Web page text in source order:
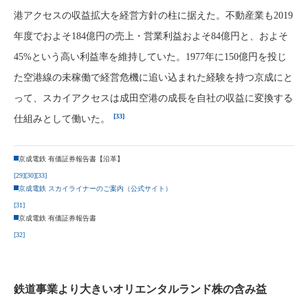
港アクセスの収益拡大を経営方針の柱に据えた。不動産業も2019
年度でおよそ184億円の売上・営業利益およそ84億円と、およそ
45%という高い利益率を維持していた。1977年に150億円を投じ
た空港線の未稼働で経営危機に追い込まれた経験を持つ京成にと
って、スカイアクセスは成田空港の成長を自社の収益に変換する
仕組みとして働いた。
[33]
京成電鉄 有価証券報告書【沿革】
[29][30][33]
京成電鉄 スカイライナーのご案内（公式サイト）
[31]
京成電鉄 有価証券報告書
[32]
鉄道事業より大きいオリエンタルランド株の含み益